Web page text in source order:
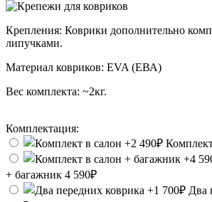
Крепления: Коврики дополнительно
липучками.
Материал ковриков: EVA (ЕВА)
Вес комплекта: ~2кг.
Комплектация:
+ багажник 4 590₽
Два